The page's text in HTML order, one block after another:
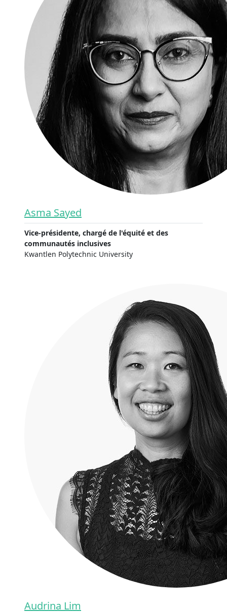
Asma Sayed
Vice-présidente, chargé de l'équité et des
communautés inclusives
Kwantlen Polytechnic University
Audrina Lim